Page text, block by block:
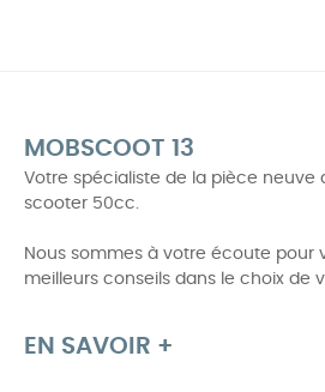
MOBSCOOT 13
Votre spécialiste de la pièce neuve
scooter 50cc.
Nous sommes à votre écoute pour
meilleurs conseils dans le choix de
EN SAVOIR +